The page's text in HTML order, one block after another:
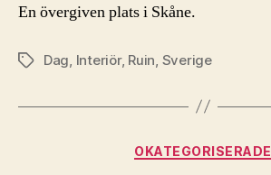
En övergiven plats i Skåne.
Etiketter
Dag Interiör, Ruin Sverige
Kategorier
OKATEGORISERADE